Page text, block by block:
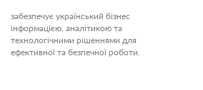
забезпечує український бізнес
інформацією, аналітикою та
технологічними рішеннями для
ефективної та безпечної роботи.